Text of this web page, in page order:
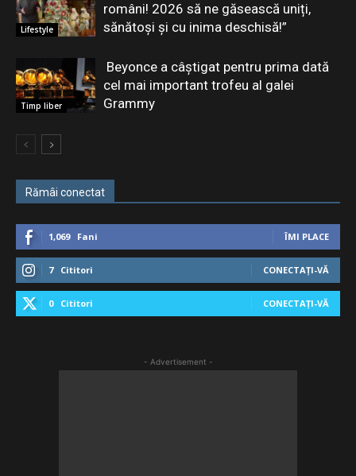
Lifestyle
români! 2026 să ne găsească uniți,
sănătoși și cu inima deschisă!”
Timp liber
Beyonce a câștigat pentru prima dată
cel mai important trofeu al galei
Grammy
Rămâi conectat
1,069 Fani ÎMI PLACE
7 Cititori CONECTAȚI-VĂ
0 Cititori CONECTAȚI-VĂ
- Advertisement -